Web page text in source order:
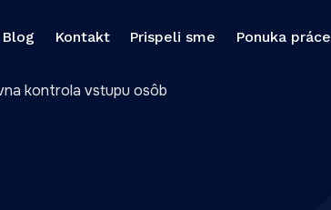
Blog Kontakt Prispeli sme Ponuka práce
kontrola vstupu osôb